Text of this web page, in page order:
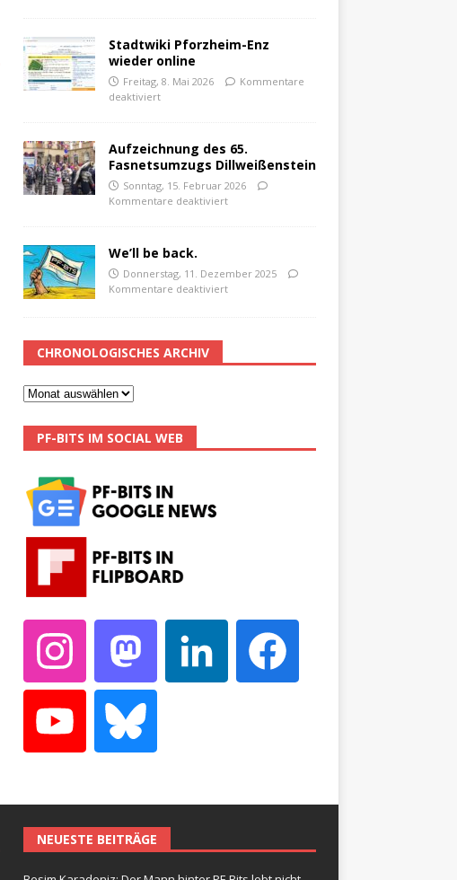
Stadtwiki Pforzheim-Enz
wieder online
Freitag, 8. Mai 2026
Kommentare
deaktiviert
Aufzeichnung des 65.
Fasnetsumzugs Dillweißenstein
Sonntag, 15. Februar 2026
Kommentare deaktiviert
We’ll be back.
Donnerstag, 11. Dezember 2025
Kommentare deaktiviert
CHRONOLOGISCHES ARCHIV
PF-BITS IM SOCIAL WEB
NEUESTE BEITRÄGE